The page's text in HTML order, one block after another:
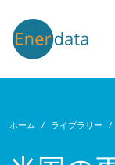
ホーム ライブラリー